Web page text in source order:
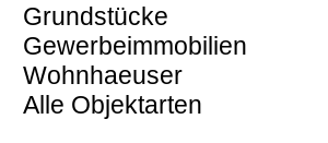
Grundstücke
Gewerbeimmobilien
Wohnhaeuser
Alle Objektarten